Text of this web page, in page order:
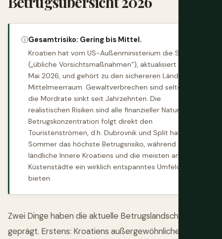
ⓘGesamtrisiko: Gering bis Mittel.
Kroatien hat vom US-Außenministerium die Stufe 1
(„übliche Vorsichtsmaßnahmen“), aktualisiert am 18.
Mai 2026, und gehört zu den sichereren Ländern im
Mittelmeerraum. Gewaltverbrechen sind selten und
die Mordrate sinkt seit Jahrzehnten. Die
realistischen Risiken sind alle finanzieller Natur: Die
Betrugskonzentration folgt direkt den
Touristenströmen, d.h. Dubrovnik und Split haben im
Sommer das höchste Betrugsrisiko, während das
ländliche Innere Kroatiens und die meisten anderen
Küstenstädte ein wirklich entspanntes Umfeld
bieten.
Zwei Dinge haben die aktuelle Betrugslandschaft
geprägt. Erstens: Kroatiens außergewöhnliche